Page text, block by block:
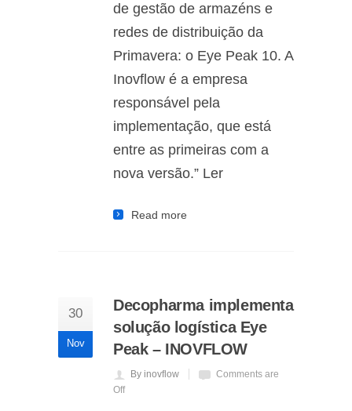
de gestão de armazéns e
redes de distribuição da
Primavera: o Eye Peak 10. A
Inovflow é a empresa
responsável pela
implementação, que está
entre as primeiras com a
nova versão.” Ler
Read more
30
Nov
Decopharma implementa
solução logística Eye
Peak – INOVFLOW
By inovflow
Comments are
Off